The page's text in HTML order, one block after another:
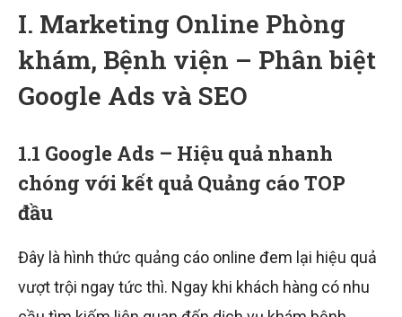
I. Marketing Online Phòng
khám, Bệnh viện – Phân biệt
Google Ads và SEO
1.1 Google Ads – Hiệu quả nhanh
chóng với kết quả Quảng cáo TOP
đầu
Đây là hình thức quảng cáo online đem lại hiệu quả
vượt trội ngay tức thì. Ngay khi khách hàng có nhu